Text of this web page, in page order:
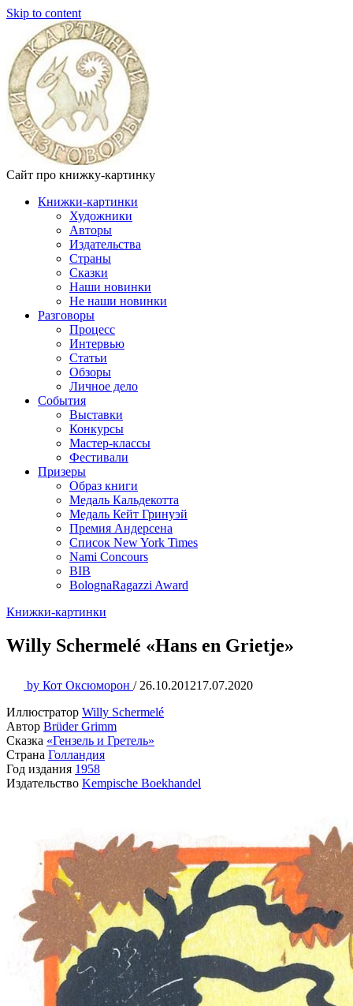
Skip to content
Сайт про книжку-картинку
Книжки-картинки
Художники
Авторы
Издательства
Страны
Сказки
Наши новинки
Не наши новинки
Разговоры
Процесс
Интервью
Статьи
Обзоры
Личное дело
События
Выставки
Конкурсы
Мастер-классы
Фестивали
Призеры
Образ книги
Медаль Кальдекотта
Медаль Кейт Гринуэй
Премия Андерсена
Список New York Times
Nami Concours
BIB
BolognaRagazzi Award
Книжки-картинки
Willy Schermelé «Hans en Grietje»
by Кот Оксюморон / 26.10.201217.07.2020
Иллюстратор Willy Schermelé
Автор Brüder Grimm
Сказка «Гензель и Гретель»
Страна Голландия
Год издания 1958
Издательство Kempische Boekhandel